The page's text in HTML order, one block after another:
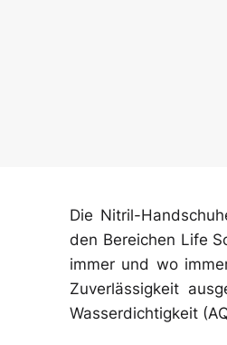
Gehörschutz
Die Nitril-
den Bereichen Life
immer und wo
Zuverlässigkeit
Wasserdichtigkeit